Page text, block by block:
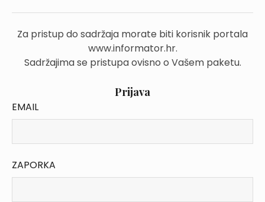
Za pristup do sadržaja morate biti korisnik portala
www.informator.hr.
Sadržajima se pristupa ovisno o Vašem paketu.
Prijava
EMAIL
ZAPORKA